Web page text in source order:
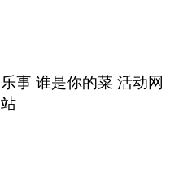
乐事 谁是你的菜 活动网
站